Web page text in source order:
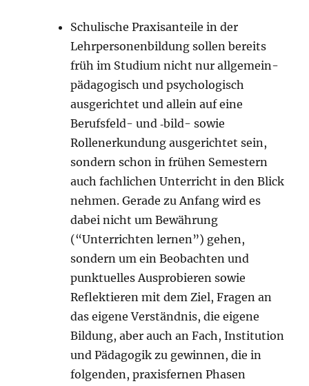
Schulische Praxisanteile in der
Lehrpersonenbildung sollen bereits
früh im Studium nicht nur allgemein-
pädagogisch und psychologisch
ausgerichtet und allein auf eine
Berufsfeld- und ‑bild- sowie
Rollenerkundung ausgerichtet sein,
sondern schon in frühen Semestern
auch fachlichen Unterricht in den Blick
nehmen. Gerade zu Anfang wird es
dabei nicht um Bewährung
(“Unterrichten lernen”) gehen,
sondern um ein Beobachten und
punktuelles Ausprobieren sowie
Reflektieren mit dem Ziel, Fragen an
das eigene Verständnis, die eigene
Bildung, aber auch an Fach, Institution
und Pädagogik zu gewinnen, die in
folgenden, praxisfernen Phasen